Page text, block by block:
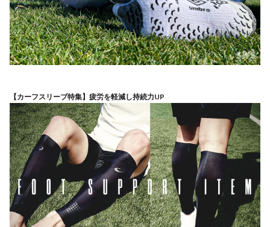
【カーフスリーブ特集】疲労を軽減し持続力UP